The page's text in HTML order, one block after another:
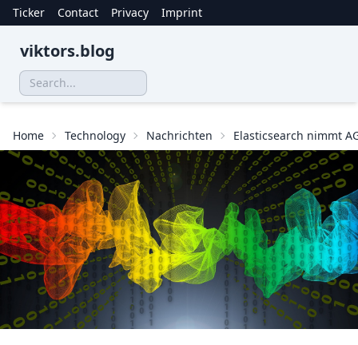
Ticker Contact Privacy Imprint
viktors.blog
Home Technology Nachrichten Elasticsearch nimmt